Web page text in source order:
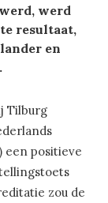
werd
resultaat,
en
Tilburg
een positieve
zou de